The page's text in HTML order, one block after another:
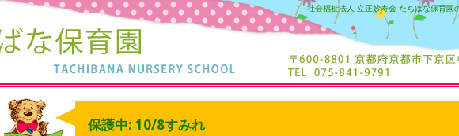
社会福祉法人 立正妙寿会 たちばな保育園
保護中: 10/8すみれ